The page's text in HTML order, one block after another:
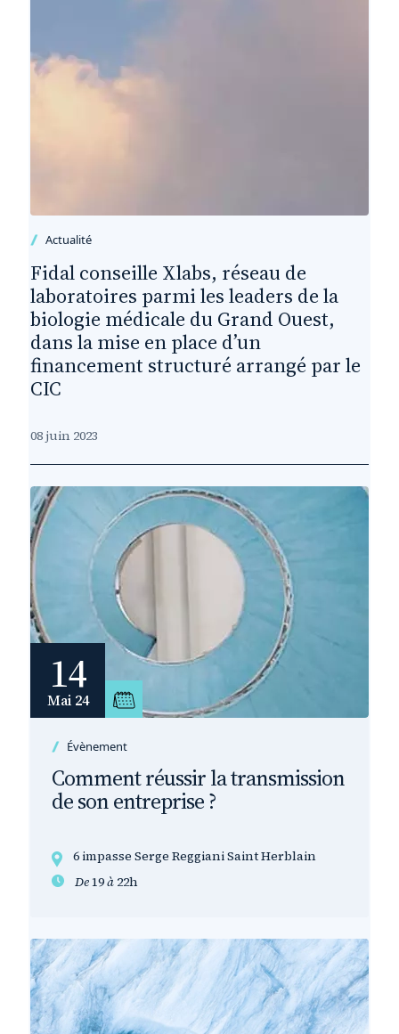
Actualité
Fidal conseille Xlabs, réseau de
laboratoires parmi les leaders de la
biologie médicale du Grand Ouest,
dans la mise en place d’un
financement structuré arrangé par le
CIC
08 juin 2023
14
Mai 24
Évènement
Comment réussir la transmission
de son entreprise ?
6 impasse Serge Reggiani Saint Herblain
De19à 22h